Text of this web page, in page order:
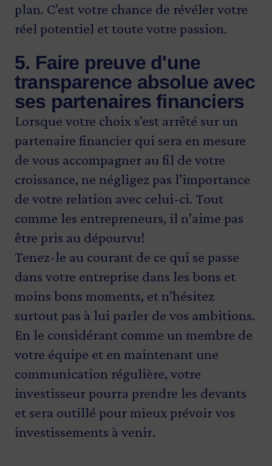
plan. C’est votre chance de révéler votre
réel potentiel et toute votre passion.
5. Faire preuve d'une
transparence absolue avec
ses partenaires financiers
Lorsque votre choix s’est arrêté sur un
partenaire financier qui sera en mesure
de vous accompagner au fil de votre
croissance, ne négligez pas l’importance
de votre relation avec celui-ci. Tout
comme les entrepreneurs, il n’aime pas
être pris au dépourvu!
Tenez-le au courant de ce qui se passe
dans votre entreprise dans les bons et
moins bons moments, et n’hésitez
surtout pas à lui parler de vos ambitions.
En le considérant comme un membre de
votre équipe et en maintenant une
communication régulière, votre
investisseur pourra prendre les devants
et sera outillé pour mieux prévoir vos
investissements à venir.